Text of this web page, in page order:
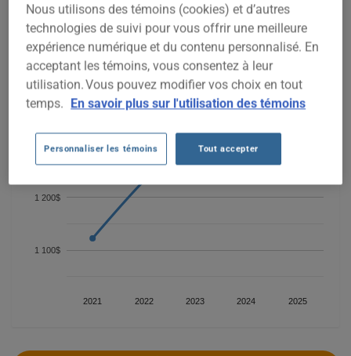
Pour trouver la meilleur assurance pour votre véhicule GMC
YUKON 2016, il est plus important que jamais de comparer les
options disponibles.
2021 2022 2023 2024 2025
1 100$
1 200$
1 300$
1 400$
Nous utilisons des témoins (cookies) et d’autres
technologies de suivi pour vous offrir une meilleure
expérience numérique et du contenu personnalisé. En
acceptant les témoins, vous consentez à leur
utilisation. Vous pouvez modifier vos choix en tout
temps. En savoir plus sur l'utilisation des témoins
Personnaliser les témoins Tout accepter